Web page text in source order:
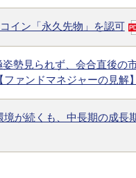
イン「永久先物」を認可
勢見られず、会合直後の
ァンドマネジャーの見解】
が続くも、中長期の成長